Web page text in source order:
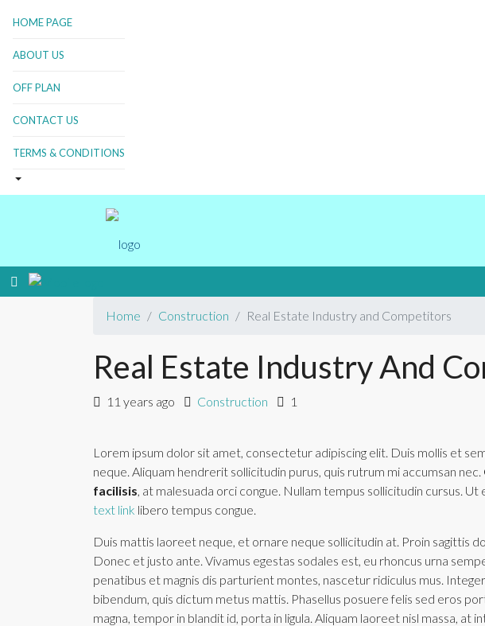
HOME PAGE
ABOUT US
OFF PLAN
CONTACT US
TERMS & CONDITIONS
Home Construction Real Estate Industry and Competitors
Real Estate Industry And
11 years ago Construction 1
Lorem ipsum dolor sit amet, consectetur adipiscing elit. Duis mollis et
neque. Aliquam hendrerit sollicitudin purus, quis rutrum mi accumsan nec.
facilisis, at malesuada orci congue. Nullam tempus sollicitudin cursus.
text link libero tempus congue.
Duis mattis laoreet neque, et ornare neque sollicitudin at. Proin sagittis
Donec et justo ante. Vivamus egestas sodales est, eu rhoncus urna
penatibus et magnis dis parturient montes, nascetur ridiculus mus.
bibendum, quis dictum metus mattis. Phasellus posuere felis sed eros
magna, tempor in blandit id, porta in ligula. Aliquam laoreet nisl massa, at